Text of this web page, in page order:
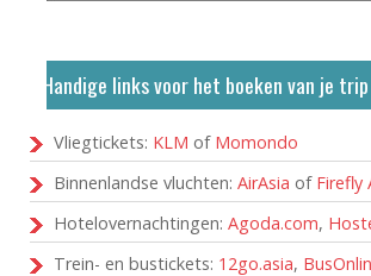
Handige links voor het boeken van je trip
Vliegtickets: KLM of Momondo
Binnenlandse vluchten: AirAsia of Firefly
Hotelovernachtingen: Agoda.com,
Trein- en bustickets: 12go.asia,